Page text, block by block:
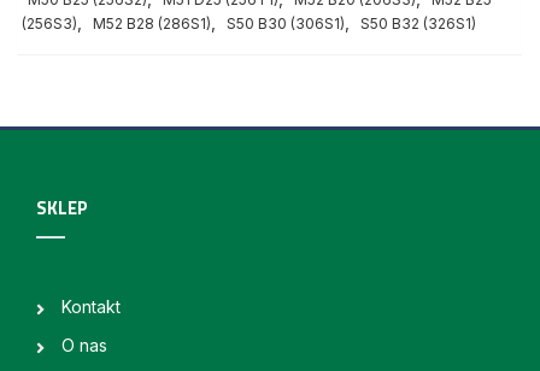
(256S3), M52 B28 (286S1), S50 B30 (306S1), S50 B32 (326S1)
SKLEP
Kontakt
O nas